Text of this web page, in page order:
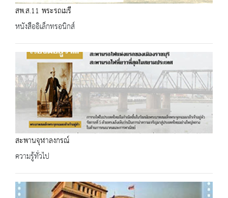
สพ.ส.11 พระรถเมรี
หนังสืออิเล็กทรอนิกส์
สะพานจุฬาลงกรณ์
ความรู้ทั่วไป